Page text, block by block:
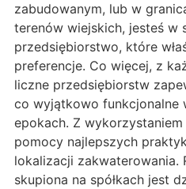
zabudowanym, lub w
terenów wiejskich, jesteś w
przedsiębiorstwo, które
preferencje. Co więcej, z
liczne przedsiębiorstw
co wyjątkowo funkcjonalne
epokach. Z
pomocy najlepszych
lokalizacji zakwaterowania.
skupiona na spółkach jest